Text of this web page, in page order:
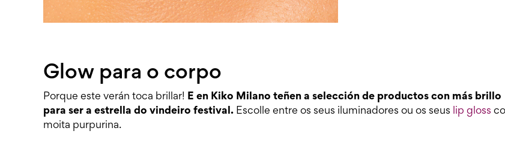
Glow para o corpo
Porque este verán toca brillar!
E en Kiko Milano teñen a selección de productos con más brillo
para ser a estrella do vindeiro festival. Escolle entre os seus iluminadores ou os seus lip gloss
moita purpurina.